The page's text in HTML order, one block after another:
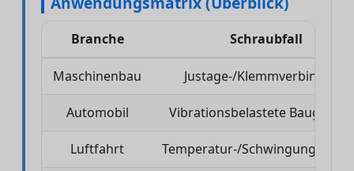
Branche Schraubfall
Maschinenbau Justage-/Klemmverbindung
Automobil Vibrationsbelastete
Luftfahrt Temperatur-/